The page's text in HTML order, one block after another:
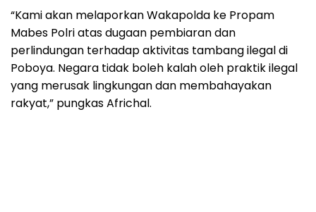
“Kami akan melaporkan Wakapolda ke Propam
Mabes Polri atas dugaan pembiaran dan
perlindungan terhadap aktivitas tambang ilegal di
Poboya. Negara tidak boleh kalah oleh praktik ilegal
yang merusak lingkungan dan membahayakan
rakyat,” pungkas Africhal.